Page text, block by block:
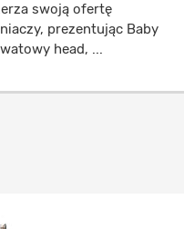
swoją ofertę
prezentując Baby
head, ...